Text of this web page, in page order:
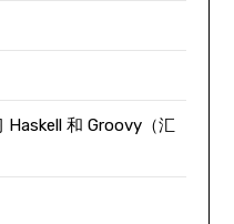
和 Groovy（汇